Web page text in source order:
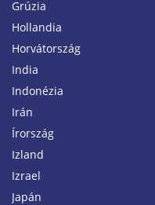
Grúzia
Hollandia
Horvátország
India
Indonézia
Irán
Írország
Izland
Izrael
Japán